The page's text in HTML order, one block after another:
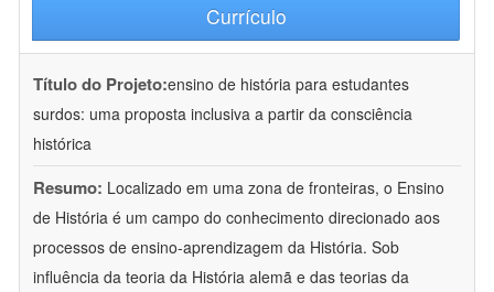
Currículo
Título do Projeto:ensino de história para estudantes
surdos: uma proposta inclusiva a partir da consciência
histórica
Resumo: Localizado em uma zona de fronteiras, o Ensino
de História é um campo do conhecimento direcionado aos
processos de ensino-aprendizagem da História. Sob
influência da teoria da História alemã e das teorias da